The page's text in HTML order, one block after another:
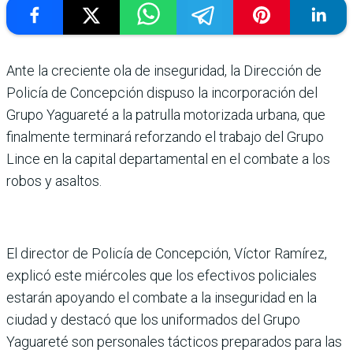
Ante la creciente ola de inseguridad, la Dirección de
Policía de Concepción dispuso la incorporación del
Grupo Yaguareté a la patrulla motorizada urbana, que
finalmente terminará reforzando el trabajo del Grupo
Lince en la capital departamental en el combate a los
robos y asaltos.
El director de Policía de Concepción, Víctor Ramírez,
explicó este miércoles que los efectivos policiales
estarán apoyando el combate a la inseguridad en la
ciudad y destacó que los uniformados del Grupo
Yaguareté son personales tácticos preparados para las